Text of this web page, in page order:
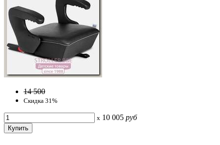
14 500
Скидка 31%
x 10 005 руб